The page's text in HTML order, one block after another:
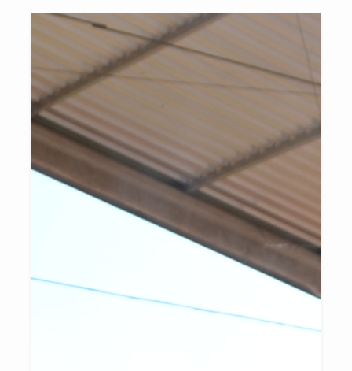
produção nas 100 touceira.